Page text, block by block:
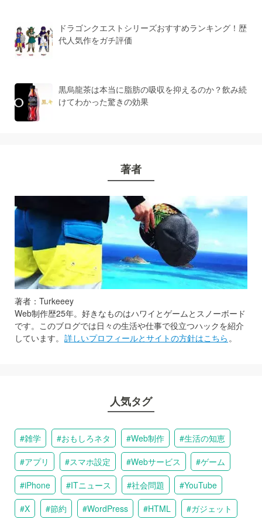
ドラゴンクエストシリーズおすすめランキング！歴
代人気作をガチ評価
黒烏龍茶は本当に脂肪の吸収を抑えるのか？飲み続
けてわかった驚きの効果
著者
著者：Turkeeey
Web制作歴25年。好きなものはハワイとゲームとスノーボード
です。このブログでは日々の生活や仕事で役立つハックを紹介
しています。 詳しいプロフィールとサイトの方針はこちら 。
人気タグ
雑学 おもしろネタ Web制作
生活の知恵
アプリ
スマホ設定 Webサービス
ゲーム
iPhone
ITニュース 社会問題
YouTube
X
節約 WordPress HTML ガジェット